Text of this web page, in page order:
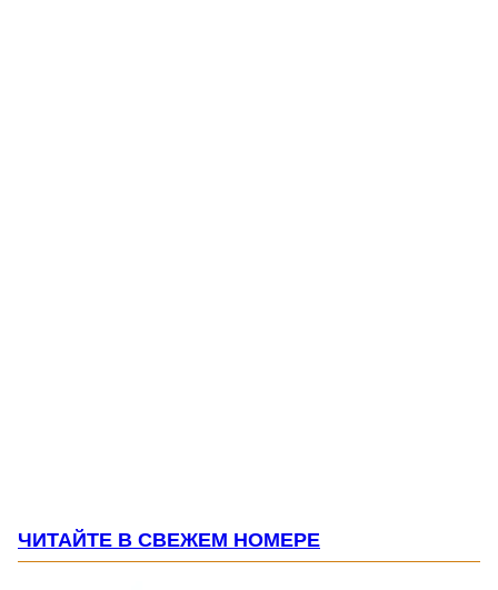
ЧИТАЙТЕ В СВЕЖЕМ НОМЕРЕ